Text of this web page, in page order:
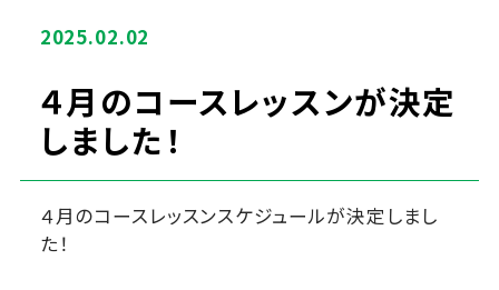
2025.02.02
４月のコースレッスンが決定
しました！
４月のコースレッスンスケジュールが決定しまし
た！